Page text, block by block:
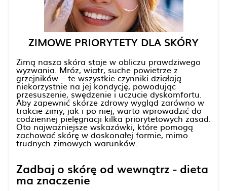
ZIMOWE PRIORYTETY DLA SKÓRY
Zimą nasza skóra staje w obliczu prawdziwego
wyzwania. Mróz, wiatr, suche powietrze z
grzejników – te wszystkie czynniki działają
niekorzystnie na jej kondycję, powodując
przesuszenie, swędzenie i uczucie dyskomfortu.
Aby zapewnić skórze zdrowy wygląd zarówno w
trakcie zimy, jak i po niej, warto wprowadzić do
codziennej pielęgnacji kilka priorytetowych zasad.
Oto najważniejsze wskazówki, które pomogą
zachować skórę w doskonałej formie, mimo
trudnych zimowych warunków.
Zadbaj o skórę od wewnątrz - dieta
ma znaczenie